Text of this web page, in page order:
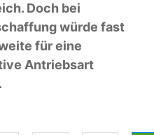
Doch bei
würde fast
für eine
Antriebsart